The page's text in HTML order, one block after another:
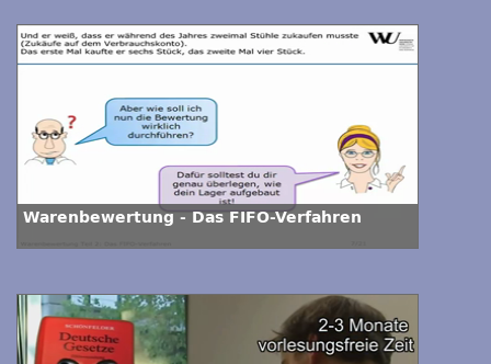
Warenbewertung - Das FIFO-Verfahren